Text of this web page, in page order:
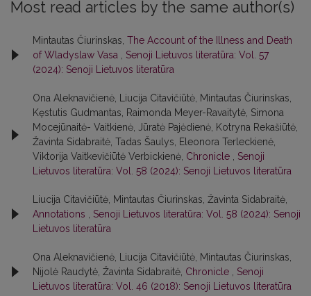
Most read articles by the same author(s)
Mintautas Čiurinskas, The Account of the Illness and Death
of Wladyslaw Vasa
Senoji Lietuvos literatūra: Vol. 57
(2024): Senoji Lietuvos literatūra
Ona Aleknavičienė, Liucija Citavičiūtė, Mintautas Čiurinskas,
Kęstutis Gudmantas, Raimonda Meyer-Ravaitytė, Simona
Mocejūnaitė- Vaitkienė, Jūratė Pajėdienė, Kotryna Rekašiūtė,
Žavinta Sidabraitė, Tadas Šaulys, Eleonora Terleckienė,
Viktorija Vaitkevičiūtė Verbickienė, Chronicle
Senoji
Lietuvos literatūra: Vol. 58 (2024): Senoji Lietuvos literatūra
Liucija Citavičiūtė, Mintautas Čiurinskas, Žavinta Sidabraitė,
Annotations
Senoji Lietuvos literatūra: Vol. 58 (2024): Senoji
Lietuvos literatūra
Ona Aleknavičienė, Liucija Citavičiūtė, Mintautas Čiurinskas,
Nijolė Raudytė, Žavinta Sidabraitė, Chronicle
Senoji
Lietuvos literatūra: Vol. 46 (2018): Senoji Lietuvos literatūra